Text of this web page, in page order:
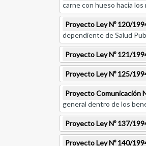
carne con hueso hacia
Proyecto Ley Nº 120/
dependiente de Salud
Proyecto Ley Nº 121/
Proyecto Ley Nº 125/
Proyecto Comunicación
general dentro de los
Proyecto Ley Nº 137/
Proyecto Ley Nº 140/